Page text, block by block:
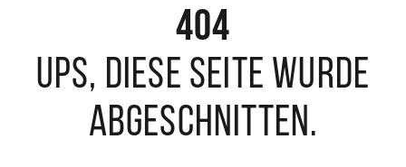
404
Ups, diese Seite wurde
abgeschnitten.